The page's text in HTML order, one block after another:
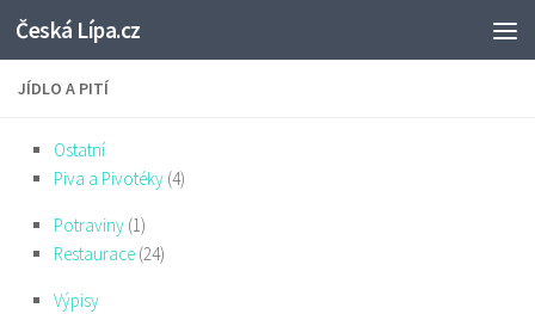
Skip to content
Česká Lípa.cz
JÍDLO A PITÍ
Ostatní
Piva a Pivotéky (4)
Potraviny (1)
Restaurace (24)
Výpisy